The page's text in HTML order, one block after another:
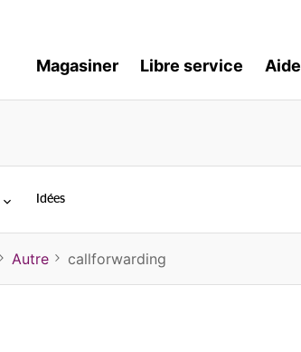
Magasiner Libre service Aide
Idées
Autre callforwarding